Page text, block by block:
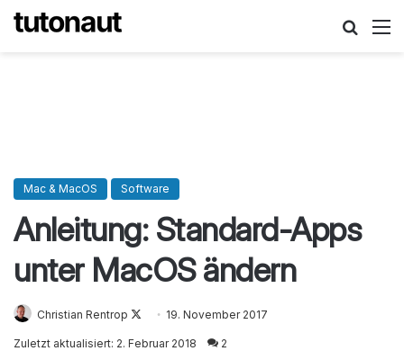
Mac & MacOS Software
Anleitung: Standard-Apps
unter MacOS ändern
Christian Rentrop
Follow
on
19. November 2017
Zuletzt aktualisiert: 2. Februar 2018 2